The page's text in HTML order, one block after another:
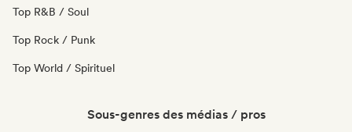
Top R&B / Soul
Top Rock / Punk
Top World / Spirituel
Sous-genres des médias / pros